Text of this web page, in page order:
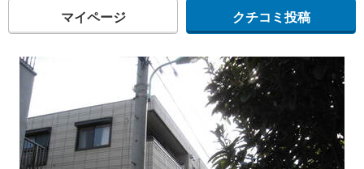
マイページ クチコミ投稿